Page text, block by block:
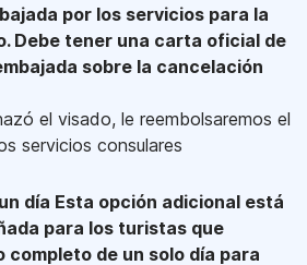
por los servicios para la
Debe tener una carta oficial de
sobre la cancelación
el visado, le reembolsaremos el
servicios consulares
día Esta opción adicional está
para los turistas que
completo de un solo día para